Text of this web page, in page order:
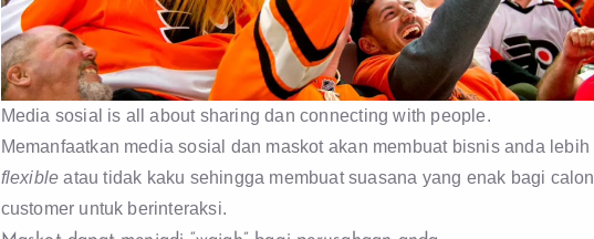
Media sosial is all about sharing dan connecting with people.
Memanfaatkan media sosial dan maskot akan membuat bisnis anda lebih
flexible atau tidak kaku sehingga membuat suasana yang enak bagi calon
customer untuk berinteraksi.